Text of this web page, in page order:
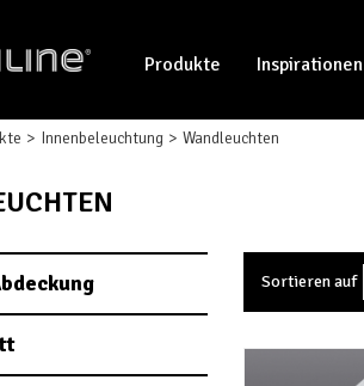
Produkte Inspirationen
Innenbeleuchtung Wandleuchten
Sortieren auf